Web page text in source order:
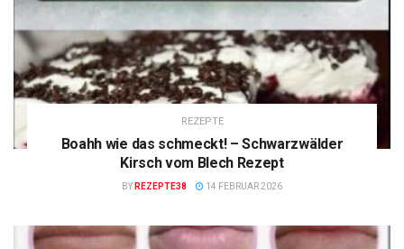
REZEPTE
Boahh wie das schmeckt! – Schwarzwälder
Kirsch vom Blech Rezept
BY REZEPTE38 14 FEBRUAR 2026